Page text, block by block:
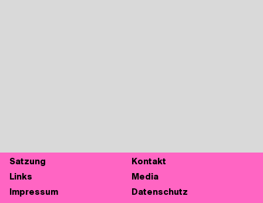
Sat­zung
Kon­takt
Links
Media
Impres­sum
Daten­schutz